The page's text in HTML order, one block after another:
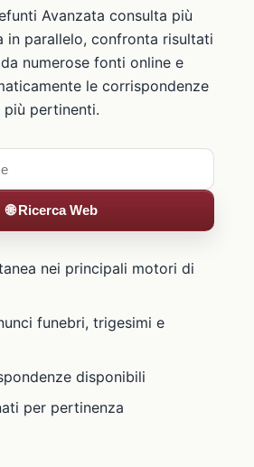
Avanzata consulta più
in parallelo, confronta risultati
numerose fonti online e
le corrispondenze
più pertinenti.
🌐 Ricerca Web
nei principali motori di
funebri, trigesimi e
disponibili
per pertinenza